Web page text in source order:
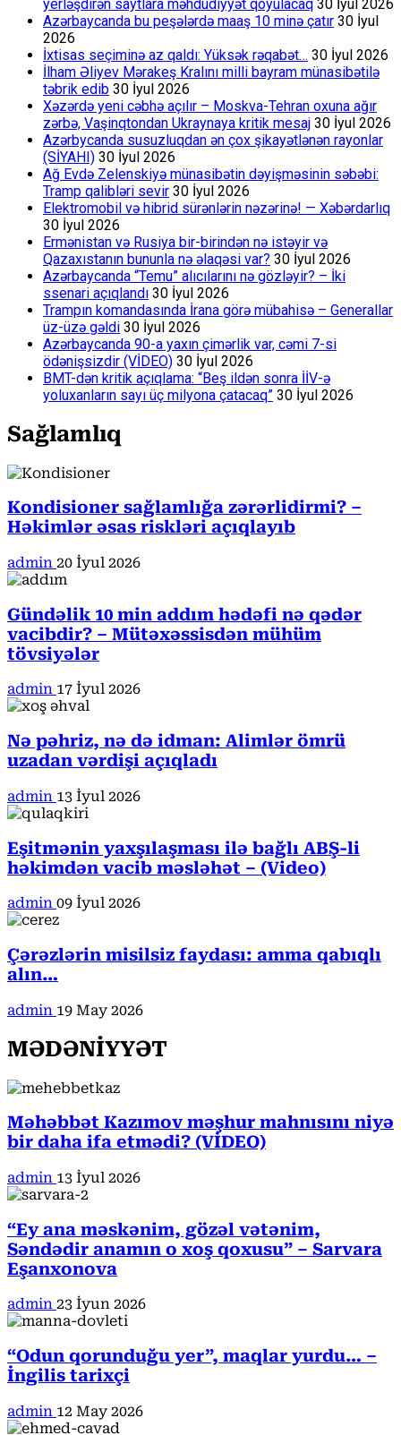
yerləşdirən saytlara məhdudiyyət qoyulacaq 30 İyul 2026
Azərbaycanda bu peşələrdə maaş 10 minə çatır 30 İyul
2026
İxtisas seçiminə az qaldı: Yüksək rəqabət… 30 İyul 2026
İlham Əliyev Mərakeş Kralını milli bayram münasibətilə
təbrik edib 30 İyul 2026
Xəzərdə yeni cəbhə açılır – Moskva-Tehran oxuna ağır
zərbə, Vaşinqtondan Ukraynaya kritik mesaj 30 İyul 2026
Azərbycanda susuzluqdan ən çox şikayətlənən rayonlar
(SİYAHI) 30 İyul 2026
Ağ Evdə Zelenskiyə münasibətin dəyişməsinin səbəbi:
Tramp qalibləri sevir 30 İyul 2026
Elektromobil və hibrid sürənlərin nəzərinə! — Xəbərdarlıq
30 İyul 2026
Ermənistan və Rusiya bir-birindən nə istəyir və
Qazaxıstanın bununla nə əlaqəsi var? 30 İyul 2026
Azərbaycanda “Temu” alıcılarını nə gözləyir? – İki
ssenari açıqlandı 30 İyul 2026
Trampın komandasında İrana görə mübahisə – Generallar
üz-üzə gəldi 30 İyul 2026
Azərbaycanda 90-a yaxın çimərlik var, cəmi 7-si
ödənişsizdir (VİDEO) 30 İyul 2026
BMT-dən kritik açıqlama: “Beş ildən sonra İİV-ə
yoluxanların sayı üç milyona çatacaq” 30 İyul 2026
Sağlamlıq
Kondisioner sağlamlığa zərərlidirmi? –
Həkimlər əsas riskləri açıqlayıb
admin 20 İyul 2026
Gündəlik 10 min addım hədəfi nə qədər
vacibdir? – Mütəxəssisdən mühüm
tövsiyələr
admin 17 İyul 2026
Nə pəhriz, nə də idman: Alimlər ömrü
uzadan vərdişi açıqladı
admin 13 İyul 2026
Eşitmənin yaxşılaşması ilə bağlı ABŞ-li
həkimdən vacib məsləhət – (Video)
admin 09 İyul 2026
Çərəzlərin misilsiz faydası: amma qabıqlı
alın…
admin 19 May 2026
MƏDƏNİYYƏT
Məhəbbət Kazımov məşhur mahnısını niyə
bir daha ifa etmədi? (VİDEO)
admin 13 İyul 2026
“Ey ana məskənim, gözəl vətənim,
Səndədir anamın o xoş qoxusu” – Sarvara
Eşanxonova
admin 23 İyun 2026
“Odun qorunduğu yer”, maqlar yurdu… –
İngilis tarixçi
admin 12 May 2026